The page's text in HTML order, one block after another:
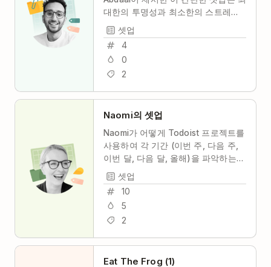
대한의 투명성과 최소한의 스트레스
로 당신과 당신의 팀이 공동 작업하고
생산성을 유지하는 데 도움이 될 것입
니다.
셋업
4
0
2
Naomi의 셋업
Naomi가 어떻게 Todoist 프로젝트를
사용하여 각 기간 (이번 주, 다음 주,
이번 달, 다음 달, 올해)을 파악하는
지 살펴보세요.
셋업
10
5
2
Eat The Frog (1)